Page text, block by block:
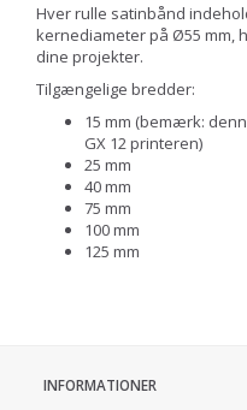
Hver rulle satinbånd
kernediameter på Ø55 mm,
dine projekter.
Tilgængelige bredder:
15 mm (bemærk:
GX 12 printeren)
25 mm
40 mm
75 mm
100 mm
125 mm
INFORMATIONER